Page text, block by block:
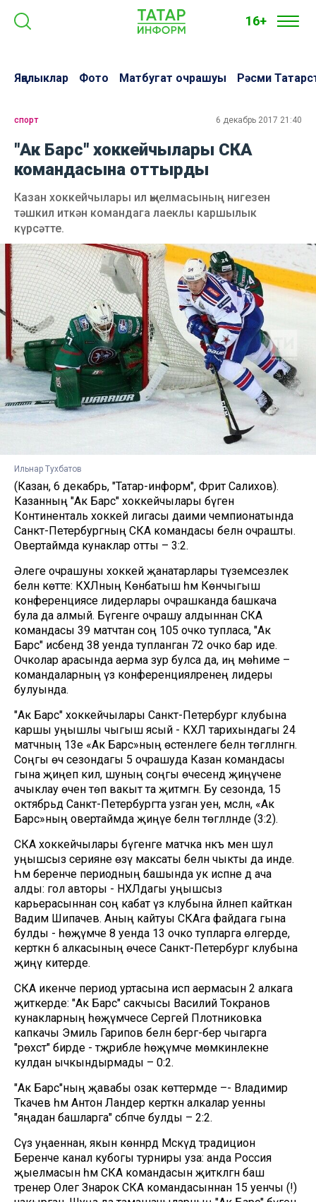
16+
Яңалыклар Фото Матбугат очрашуы Рәсми
спорт 6 декабрь 2017 21:40
"Ак Барс" хоккейчылары СКА
командасына оттырды
Казан хоккейчылары ил җыелмасының нигезен
тәшкил иткән командага лаеклы каршылык
күрсәтте.
Ильнар Тухбатов
(Казан, 6 декабрь, "Татар-информ", Фәрит Салихов).
Казанның "Ак Барс" хоккейчылары бүген
Континенталь хоккей лигасы даими чемпионатында
Санкт-Петербургның СКА командасы белән очрашты.
Овертаймда кунаклар отты – 3:2.
Əлеге очрашуны хоккей җанатарлары түземсезлек
белән көтте: КХЛның Көнбатыш һәм Көнчыгыш
конференциясе лидерлары очрашканда башкача
була да алмый. Бүгенге очрашу алдыннан СКА
командасы 39 матчтан соң 105 очко тупласа, "Ак
Барс" исәбендә 38 уенда тупланган 72 очко бар иде.
Очколар арасында аерма зур булса да, иң мөһиме –
командаларның үз конференцияләренең лидеры
булуында.
"Ак Барс" хоккейчылары Санкт-Петербург клубына
каршы уңышлы чыгыш ясый - КХЛ тарихындагы 24
матчның 13е «Ак Барс»ның өстенлеге белән төгәлләнгән.
Соңгы өч сезондагы 5 очрашуда Казан командасы
гына җиңеп килә, шуның соңгы өчесендә җиңүчене
ачыклау өчен төп вакыт та җитмәгән. Бу сезонда, 15
октябрьдә Санкт-Петербургта узган уен, мәсәлән, «Ак
Барс»ның овертаймда җиңүе белән төгәлләнде (3:2).
СКА хоккейчылары бүгенге матчка нәкъ менә шул
уңышсыз серияне өзү максаты белән чыкты да инде.
Һәм беренче периодның башында ук исәпне дә ача
алды: гол авторы - НХЛдагы уңышсыз
карьерасыннан соң кабат үз клубына әйләнеп кайткан
Вадим Шипачев. Аның кайтуы СКАга файдага гына
булды - һөҗүмче 8 уенда 13 очко тупларга өлгерде, ә
керткән 6 алкасының өчесе Санкт-Петербург клубына
җиңү китерде.
СКА икенче период уртасына исәп аермасын 2 алкага
җиткерде: "Ак Барс" сакчысы Василий Токранов
кунакларның һөҗүмчесе Сергей Плотниковка
капкачы Эмиль Гарипов белән бергә-бер чыгарга
"рөхсәт" бирде - тәҗрибәле һөҗүмче мөмкинлекне
кулдан ычкындырмады – 0:2.
"Ак Барс"ның җавабы озак көттермәде –- Владимир
Ткачев һәм Антон Ландер керткән алкалар уенны
"яңадан башларга" сәбәпче булды – 2:2.
Сүз уңаеннан, якын көннәрдә Мәскәүдә традицион
Беренче канал кубогы турниры уза: анда Россия
җыелмасын һәм СКА командасын җитәкләгән баш
тренер Олег Знарок СКА командасыннан 15 уенчы (!)